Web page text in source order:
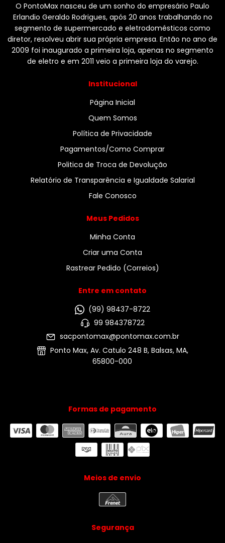
O PontoMax nasceu de um sonho do empresário Paulo
Erlandio Geraldo Rodrigues, após 20 anos trabalhando no
segmento de supermercado e eletrodomésticos como
diretor, resolveu abrir sua própria empresa. Então no ano de
2009 foi inaugurado a primeira loja, apenas no segmento
de eletro e em 2011 veio a primeira loja do varejo.
Institucional
Página Inicial
Quem Somos
Política de Privacidade
Pagamentos/Como Comprar
Politica de Troca de Devolução
Relatório de Transparência e Igualdade Salarial
Fale Conosco
Meus Pedidos
Minha Conta
Criar uma Conta
Rastrear Pedido (Correios)
Entre em contato
(99) 98437-8722
99 984378722
sacpontomax@pontomax.com.br
Ponto Max, Av. Catulo 248 B, Balsas, MA,
65800-000
Formas de pagamento
Meios de envio
Segurança